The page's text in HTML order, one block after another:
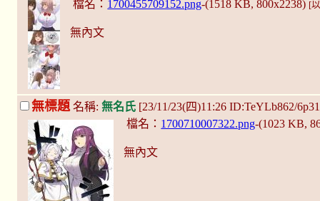
檔名： 1700455709152.png-(1518 KB, 800x2238) [
無內文
無標題名稱: 無名氏 [23/11/23(四)11:26 ID:TeYLb862/
檔名： 1700710007322.png-(1023 KB,
無內文